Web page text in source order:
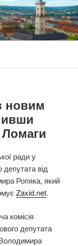
новим
ради у
депутата від
Ропяка, який
Zaxid.net.
комісія
депутата